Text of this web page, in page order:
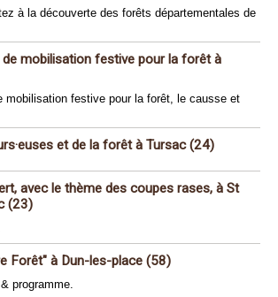
à la découverte des forêts départementales de
de mobilisation festive pour la forêt à
mobilisation festive pour la forêt, le causse et
et de la forêt à Tursac (24)
avec le thème des coupes rases, à St
(23)
Forêt" à Dun-les-place (58)
programme.